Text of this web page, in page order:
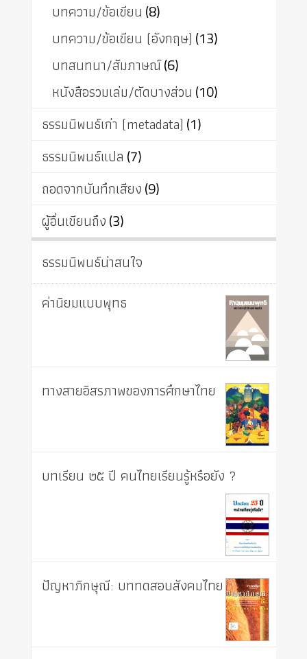
บทความ/ข้อเขียน (8)
บทความ/ข้อเขียน (อังกฤษ) (13)
บทสนทนา/สัมภาษณ์(6)
หนังสือรวมเล่ม/ตัดบางส่วน (10)
ธรรมนิพนธ์เก่า (metadata) (1)
ธรรมนิพนธ์แปล (7)
ถอดจากบันทึกเสียง(9)
ผู้อื่นเขียนถึง(3)
ธรรมนิพนธ์น่าสนใจ
ค่านิยมแบบพุทธ
ทางสายอิสรภาพของการศึกษาไทย
บทเรียน ๒๕ ปี คนไทยเรียนรู้หรือยัง ?
ปัญหาภิกษุณี: บททดสอบสังคมไทย